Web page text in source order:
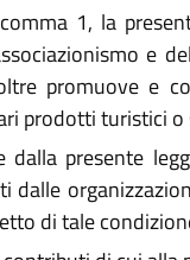
1, la
e
promuove e
prodotti turistici
dalla presente
dalle
di tale